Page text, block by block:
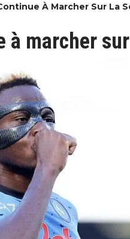
À Marcher Sur La
à marcher